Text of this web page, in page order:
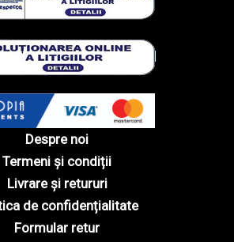
Despre noi
Termeni și condiții
Livrare și retururi
de confidențialitate
Formular retur